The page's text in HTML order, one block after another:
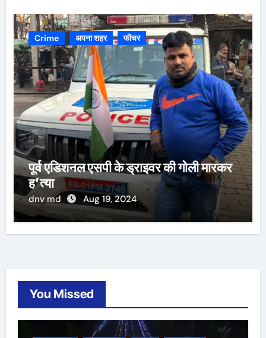
Crime अपना शहर फीचर
पूर्व एडिशनल एसपी के ड्राइवर की गोली मारकर
ह’त्या
dnv md Aug 19, 2024
You Missed